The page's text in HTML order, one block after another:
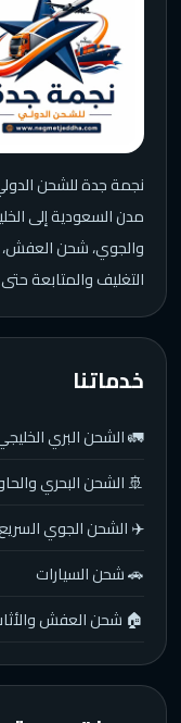
نجمة جدة للشحن
مدن السعودية إلى
والجوي، شحن العفش،
التغليف والمتابعة
خدماتنا
🚛 الشحن البري
🚢 الشحن البحري
✈️ الشحن الجوي
🚗 شحن السيارات
🏠 شحن العفش